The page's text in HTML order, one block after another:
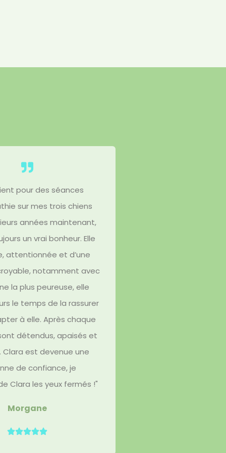
pour des séances
sur mes trois chiens
années maintenant,
un vrai bonheur. Elle
attentionnée et d’une
notamment avec
la plus peureuse, elle
le temps de la rassurer
à elle. Après chaque
détendus, apaisés et
Clara est devenue une
de confiance, je
Clara les yeux fermés !"​
Morgane